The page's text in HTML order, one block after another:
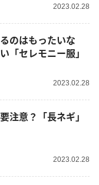
2023.02.28
のはもったいな
「セレモニー服」
2023.02.28
注意？「長ネギ」
2023.02.28